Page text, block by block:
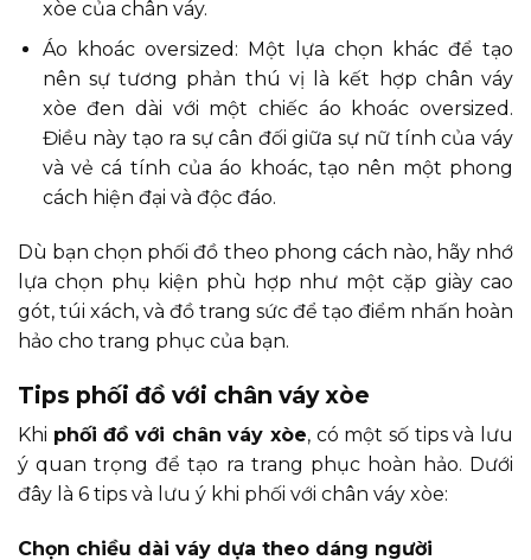
xòe của chân váy.
Áo khoác oversized: Một lựa chọn khác để tạo
nên sự tương phản thú vị là kết hợp chân váy
xòe đen dài với một chiếc áo khoác oversized.
Điều này tạo ra sự cân đối giữa sự nữ tính của váy
và vẻ cá tính của áo khoác, tạo nên một phong
cách hiện đại và độc đáo.
Dù bạn chọn phối đồ theo phong cách nào, hãy nhớ
lựa chọn phụ kiện phù hợp như một cặp giày cao
gót, túi xách, và đồ trang sức để tạo điểm nhấn hoàn
hảo cho trang phục của bạn.
Tips phối đồ với chân váy xòe
Khi phối đồ với chân váy xòe, có một số tips và lưu
ý quan trọng để tạo ra trang phục hoàn hảo. Dưới
đây là 6 tips và lưu ý khi phối với chân váy xòe:
Chọn chiều dài váy dựa theo dáng người